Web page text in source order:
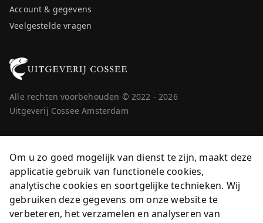
Account & gegevens
Veelgestelde vragen
Alle rechten voorbehouden © 2022 - 2026
Uitgeverij Cossee Amsterdam
Om u zo goed mogelijk van dienst te zijn, maakt deze
applicatie gebruik van functionele cookies,
analytische cookies en soortgelijke technieken. Wij
gebruiken deze gegevens om onze website te
verbeteren, het verzamelen en analyseren van